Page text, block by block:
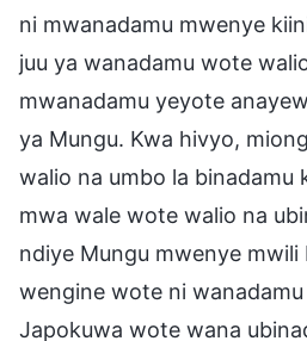
ni mwanadamu mwenye
juu ya wanadamu wote
mwanadamu yeyote
ya Mungu. Kwa hivyo,
walio na umbo la binadamu
mwa wale wote walio na
ndiye Mungu mwenye
wengine wote ni
Japokuwa wote wana